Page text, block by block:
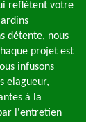
reflètent votre
détente, nous
projet est
infusons
elagueur,
à la
l'entretien